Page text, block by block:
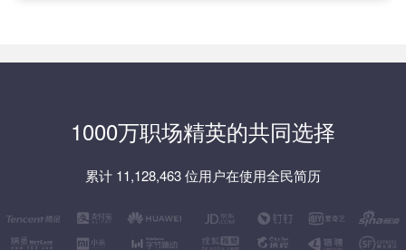
1000万职场精英的共同选择
累计 11,128,463 位用户在使用全民简历